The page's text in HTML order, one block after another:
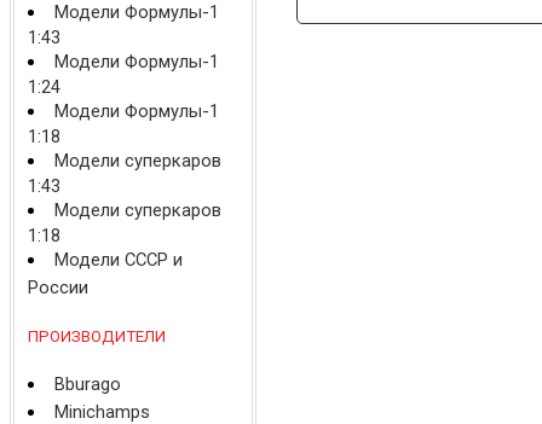
Модели Формулы-1
1:43
Модели Формулы-1
1:24
Модели Формулы-1
1:18
Модели суперкаров
1:43
Модели суперкаров
1:18
Модели СССР и
России
ПРОИЗВОДИТЕЛИ
Bburago
Minichamps